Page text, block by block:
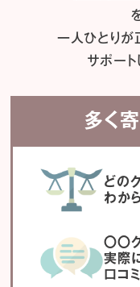
一人ひとりが
サポート
多く
どの
わか
〇〇
実際
口コ